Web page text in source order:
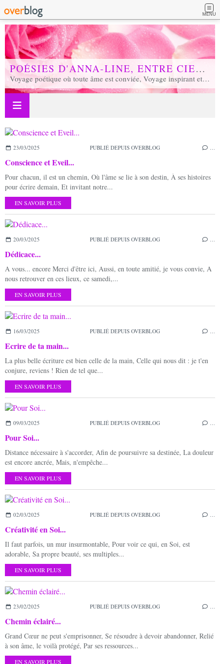
MENU
POÉSIES D'ANNA-LINE, ENTRE CIEL ET TERRE...
Voyage poétique où toute âme est conviée, Voyage inspirant et inspiré, Voyage en soi et d'unité, Voyage au coeur de notre réalité...
23/03/2025 PUBLIÉ DEPUIS OVERBLOG
Conscience et Eveil...
Pour chacun, il est un chemin, Où l'âme se lie à son destin, À ses histoires
pour écrire demain, Et invitant notre...
EN SAVOIR PLUS
20/03/2025 PUBLIÉ DEPUIS OVERBLOG
Dédicace...
A vous... encore Merci d'être ici, Aussi, en toute amitié, je vous convie, A
nous retrouver en ces lieux, ce samedi,...
EN SAVOIR PLUS
16/03/2025 PUBLIÉ DEPUIS OVERBLOG
Ecrire de ta main...
La plus belle écriture est bien celle de la main, Celle qui nous dit : je t'en
conjure, reviens ! Rien de tel que...
EN SAVOIR PLUS
09/03/2025 PUBLIÉ DEPUIS OVERBLOG
Pour Soi...
Distance nécessaire à s'accorder, Afin de poursuivre sa destinée, La douleur
est encore ancrée, Mais, n'empêche...
EN SAVOIR PLUS
02/03/2025 PUBLIÉ DEPUIS OVERBLOG
Créativité en Soi...
Il faut parfois, un mur insurmontable, Pour voir ce qui, en Soi, est
adorable, Sa propre beauté, ses multiples...
EN SAVOIR PLUS
23/02/2025 PUBLIÉ DEPUIS OVERBLOG
Chemin éclairé...
Grand Cœur ne peut s'emprisonner, Se résoudre à devoir abandonner, Relié
à son âme, le voilà protégé, Par ses ressources...
EN SAVOIR PLUS